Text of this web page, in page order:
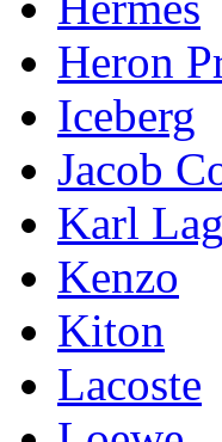
Heron
Iceberg
Jacob
Karl
Kenzo
Kiton
Lacoste